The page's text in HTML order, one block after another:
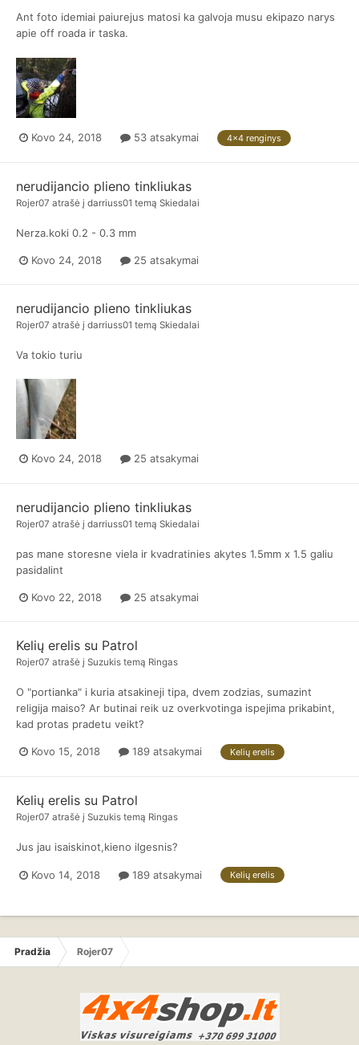
Ant foto idemiai paiurejus matosi ka galvoja musu ekipazo narys
apie off roada ir taska.
Kovo 24, 2018 53 atsakymai 4x4 renginys
nerudijancio plieno tinkliukas
Rojer07 atrašė į darriuss01 temą Skiedalai
Nerza.koki 0.2 - 0.3 mm
Kovo 24, 2018 25 atsakymai
nerudijancio plieno tinkliukas
Rojer07 atrašė į darriuss01 temą Skiedalai
Va tokio turiu
Kovo 24, 2018 25 atsakymai
nerudijancio plieno tinkliukas
Rojer07 atrašė į darriuss01 temą Skiedalai
pas mane storesne viela ir kvadratinies akytes 1.5mm x 1.5 galiu
pasidalint
Kovo 22, 2018 25 atsakymai
Kelių erelis su Patrol
Rojer07 atrašė į Suzukis temą Ringas
O "portianka" i kuria atsakineji tipa, dvem zodzias, sumazint
religija maiso? Ar butinai reik uz overkvotinga ispejima prikabint,
kad protas pradetu veikt?
Kovo 15, 2018 189 atsakymai Kelių erelis
Kelių erelis su Patrol
Rojer07 atrašė į Suzukis temą Ringas
Jus jau isaiskinot,kieno ilgesnis?
Kovo 14, 2018 189 atsakymai Kelių erelis
Pradžia Rojer07